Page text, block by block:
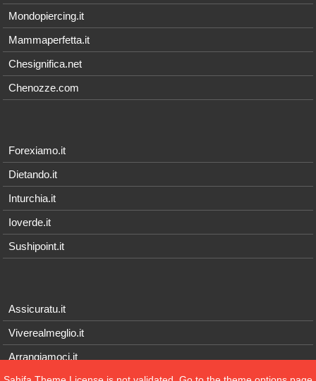
Mondopiercing.it
Mammaperfetta.it
Chesignifica.net
Chenozze.com
Forexiamo.it
Dietando.it
Inturchia.it
Ioverde.it
Sushipoint.it
Assicuratu.it
Viverealmeglio.it
Arrangiamoci.it